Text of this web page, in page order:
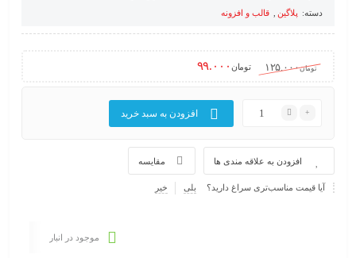
دسته: پلاگین قالب و افزونه
تومان۱۲۵.۰۰۰ تومان ۹۹.۰۰۰
افزودن به سبد خرید
مقایسه افزودن به علاقه مندی ها
آیا قیمت مناسب‌تری سراغ دارید؟ بلی خیر
موجود در انبار